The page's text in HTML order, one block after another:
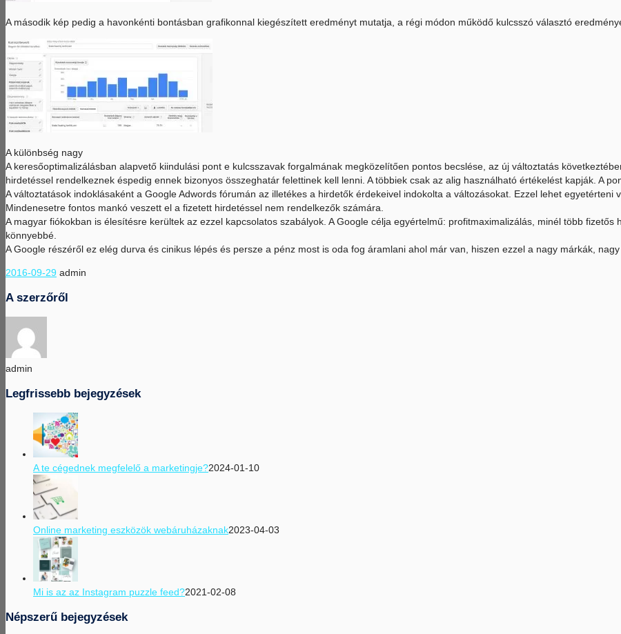
A második kép pedig a havonkénti bontásban grafikonnal kiegészített eredményt mutatja, a régi módon működő kulcsszó választó
A különbség nagy
A keresőoptimalizálásban alapvető kiindulási pont e kulcsszavak forgalmának megközelítően pontos becslése, az új változtatás
hirdetéssel rendelkeznek éspedig ennek bizonyos összeghatár felettinek kell lenni. A többiek csak az alig használható értékelést kapják. A
A változtatások indoklásaként a Google Adwords fórumán az illetékes a hirdetők érdekeivel indokolta a változásokat. Ezzel lehet egyetérteni
Mindenesetre fontos mankó veszett el a fizetett hirdetéssel nem rendelkezők számára.
A magyar fiókokban is élesítésre kerültek az ezzel kapcsolatos szabályok. A Google célja egyértelmű: profitmaximalizálás, minél több
könnyebbé.
A Google részéről ez elég durva és cinikus lépés és persze a pénz most is oda fog áramlani ahol már van, hiszen ezzel a nagy márkák,
2016-09-29 admin
A szerzőről
admin
Legfrissebb bejegyzések
A te cégednek megfelelő a marketingje?2024-01-10
Online marketing eszközök webáruházaknak2023-04-03
Mi is az az Instagram puzzle feed?2021-02-08
Népszerű bejegyzések